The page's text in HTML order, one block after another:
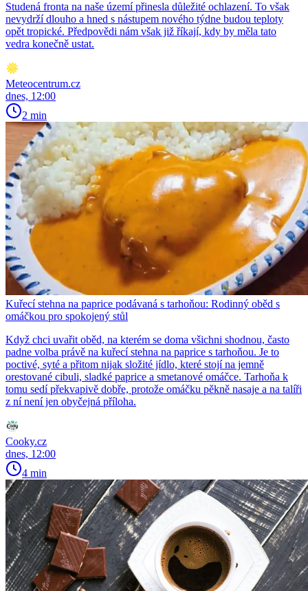
Studená fronta na naše území přinesla důležité ochlazení. To však
nevydrží dlouho a hned s nástupem nového týdne budou teploty
opět tropické. Předpovědi nám však již říkají, kdy by měla tato
vedra konečně ustat.
Meteocentrum.cz
dnes, 12:00
2 min
Kuřecí stehna na paprice podávaná s tarhoňou: Rodinný oběd s
omáčkou pro spokojený stůl
Když chci uvařit oběd, na kterém se doma všichni shodnou, často
padne volba právě na kuřecí stehna na paprice s tarhoňou. Je to
poctivé, syté a přitom nijak složité jídlo, které stojí na jemně
orestované cibuli, sladké paprice a smetanové omáčce. Tarhoňa k
tomu sedí překvapivě dobře, protože omáčku pěkně nasaje a na talíři
z ní není jen obyčejná příloha.
Cooky.cz
dnes, 12:00
4 min